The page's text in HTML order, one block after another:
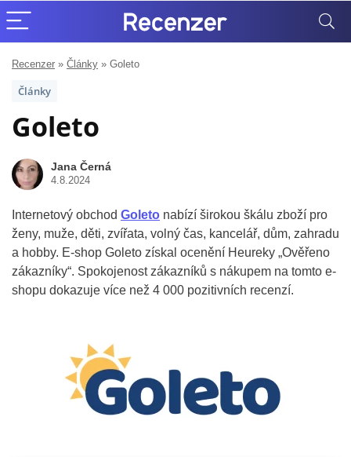
Recenzer » Články » Goleto
Články
Goleto
Jana Černá
4.8.2024
Internetový obchod Goleto nabízí širokou škálu zboží pro
ženy, muže, děti, zvířata, volný čas, kancelář, dům, zahradu
a hobby. E-shop Goleto získal ocenění Heureky „Ověřeno
zákazníky“. Spokojenost zákazníků s nákupem na tomto e-
shopu dokazuje více než 4 000 pozitivních recenzí.